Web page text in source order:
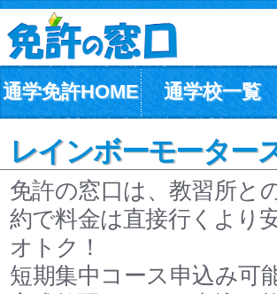
通学免許HOME 通学校一覧
レインボーモーター
免許の窓口は、教習所と
約で料金は直接行くより
オトク！
短期集中コース申込み